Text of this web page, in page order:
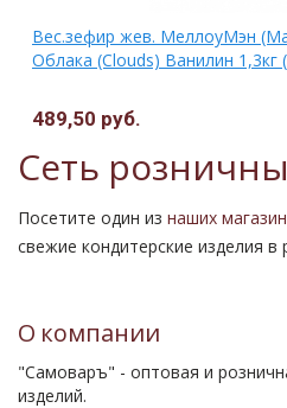
Вес.зефир жев. МеллоуМэн
Облака (Clouds) Ванилин 1,3кг
489,50 руб.
Сеть
Посетите один из наших
свежие кондитерские изделия
О компании
"Самоваръ" - оптовая и
изделий.